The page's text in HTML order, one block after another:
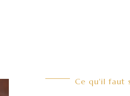
Ce qu'il faut